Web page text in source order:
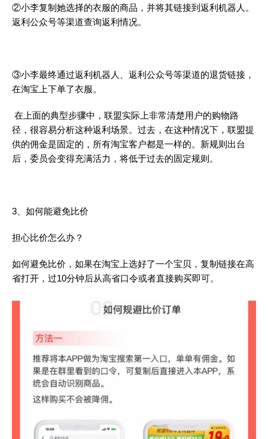
②小李复制她选择的衣服的商品，并将其链接到返利机器人。
返利公众号等渠道查询返利情况。
③小李最终通过返利机器人、返利公众号等渠道的退货链接，
在淘宝上下单了衣服。
在上面的典型步骤中，联盟实际上非常清楚用户的购物路
径，很容易分析这种返利场景。过去，在这种情况下，联盟提
供的佣金是固定的，所有淘宝客户都是一样的。新规则出台
后，委员会变得充满活力，将低于过去的固定规则。
3、如何能避免比价
担心比价怎么办？
如何避免比价，如果在淘宝上选好了一个宝贝，复制链接在高
省打开，过10分钟后从高省口令或者直接购买即可。